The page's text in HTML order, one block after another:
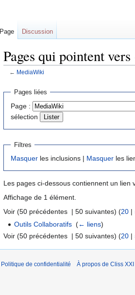
Pages qui pointent
← MediaWiki
Sauter
navigation
Sauter
recherche
Pages liées
Page :
sélection
Filtres
Masquer les inclusions | Masquer les
Les pages ci-dessous contiennent un lien
Affichage de 1 élément.
Voir (50 précédentes | 50 suivantes) (20 |
Outils Collaboratifs ‎(← liens)
Voir (50 précédentes | 50 suivantes) (20 |
Page Discussion
Politique de confidentialité À propos de Cliss XXI